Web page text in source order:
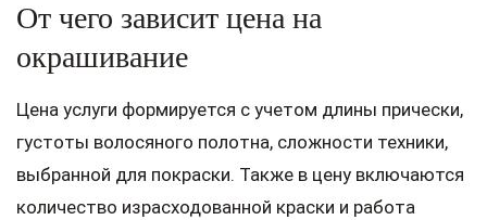
От чего зависит цена на
окрашивание
Цена услуги формируется с учетом длины прически,
густоты волосяного полотна, сложности техники,
выбранной для покраски. Также в цену включаются
количество израсходованной краски и работа